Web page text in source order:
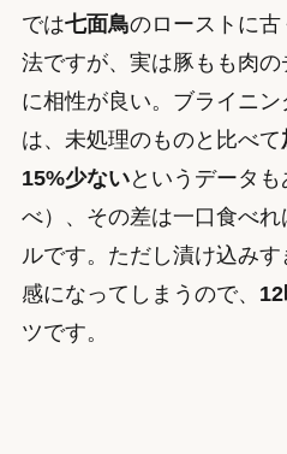
では七面鳥のローストに
法ですが、実は豚もも肉
に相性が良い。ブライニ
は、未処理のものと比べて
15%少ないというデータも
べ）、その差は一口食べ
ルです。ただし漬け込み
感になってしまうので、
ツです。